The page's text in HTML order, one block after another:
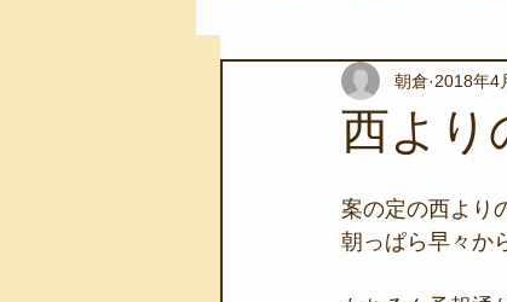
スノーケリングツアー 自
西より
朝倉 2018年4
案の定の西より
朝っぱら早々か